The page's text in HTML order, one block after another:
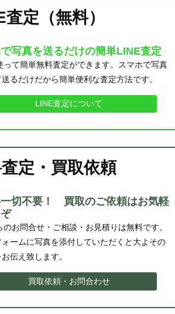
定（無料）
写真を送るだけの簡単LINE査定
って簡単無料査定ができます。スマホで写真
るだけだから簡単便利な査定方法です。
LINE査定について
定・買取依頼
切不要！ 買取のご依頼はお気軽
のお問合せ・ご相談・お見積りは無料です。
ォームに写真を添付していただくと大よその
伝え致します。
買取依頼・お問合わせ